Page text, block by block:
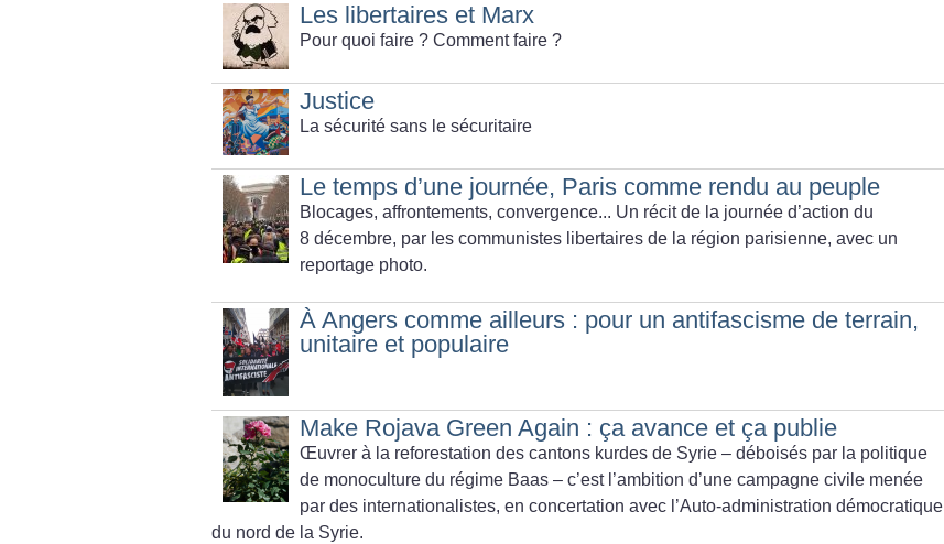
Les libertaires et Marx
Pour quoi faire ? Comment faire ?
Justice
La sécurité sans le sécuritaire
Le temps d’une journée, Paris comme rendu au peuple
Blocages, affrontements, convergence... Un récit de la journée d’action du
8 décembre, par les communistes libertaires de la région parisienne, avec un
reportage photo.
À Angers comme ailleurs : pour un antifascisme de terrain,
unitaire et populaire
Make Rojava Green Again : ça avance et ça publie
Œuvrer à la reforestation des cantons kurdes de Syrie – déboisés par la politique
de monoculture du régime Baas – c’est l’ambition d’une campagne civile menée
par des internationalistes, en concertation avec l’Auto-administration démocratique
du nord de la Syrie.